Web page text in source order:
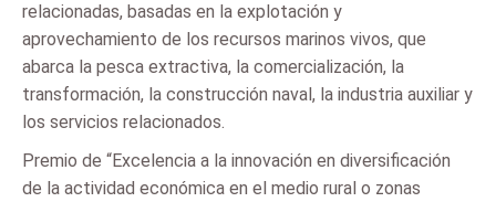
relacionadas, basadas en la explotación y
aprovechamiento de los recursos marinos vivos, que
abarca la pesca extractiva, la comercialización, la
transformación, la construcción naval, la industria auxiliar y
los servicios relacionados.
Premio de “Excelencia a la innovación en diversificación
de la actividad económica en el medio rural o zonas